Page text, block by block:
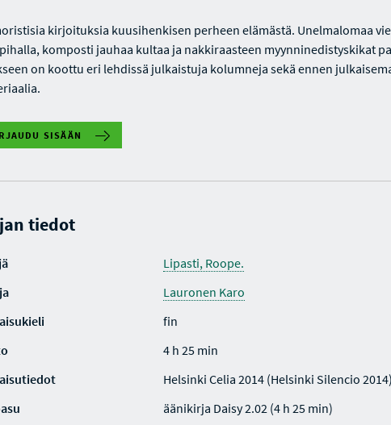
kirjoituksia kuusihenkisen perheen elämästä. Unelmalomaa
komposti jauhaa kultaa ja nakkiraasteen myynninedistyskikat
on koottu eri lehdissä julkaistuja kolumneja sekä ennen
SISÄÄN
tiedot
Lipasti, Roope.
Lauronen Karo
fin
4 h 25 min
Helsinki Celia 2014 (Helsinki Silencio 2014)
äänikirja Daisy 2.02 (4 h 25 min)